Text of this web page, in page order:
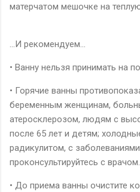
матерчатом мешочке на
...И рекомендуем...
• Ванну нельзя принимать на
• Горячие ванны
беременным женщинам,
атеросклерозом, людям с
после 65 лет и детям;
радикулитом, с
проконсультируйтесь с врачом.
• До приема ванны очистите